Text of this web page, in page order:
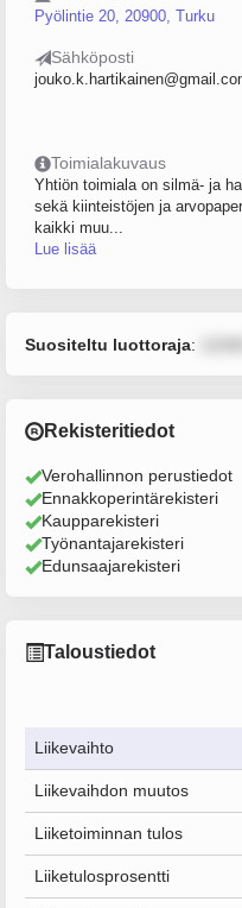
Pyölintie 20, 20900, Turku
Sähköposti
Toimialakuvaus
Yhtiön toimiala on silmä- ja
sekä kiinteistöjen ja
kaikki muu...
Lue lisää
Suositeltu luottoraja:
Rekisteritiedot
Verohallinnon perustiedot
Ennakkoperintärekisteri
Kaupparekisteri
Työnantajarekisteri
Edunsaajarekisteri
Taloustiedot
Liikevaihto
Liikevaihdon muutos
Liiketoiminnan tulos
Liiketulosprosentti